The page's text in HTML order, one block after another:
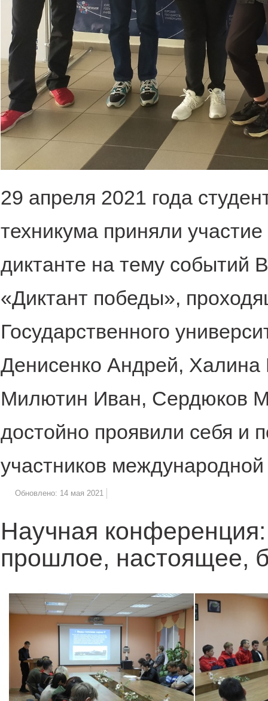
29 апреля 2021 года
техникума приняли
диктанте на тему событий
«Диктант победы»,
Государственного
Денисенко Андрей,
Милютин Иван, Сердюков
достойно проявили себя и
участников международной
Обновлено: 14 мая 2021
Научная
прошлое, настоящее,